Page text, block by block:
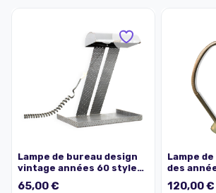
Lampe de bureau design
vintage années 60 style
Matégot
65,00 €
Lampe
des
120,00 €